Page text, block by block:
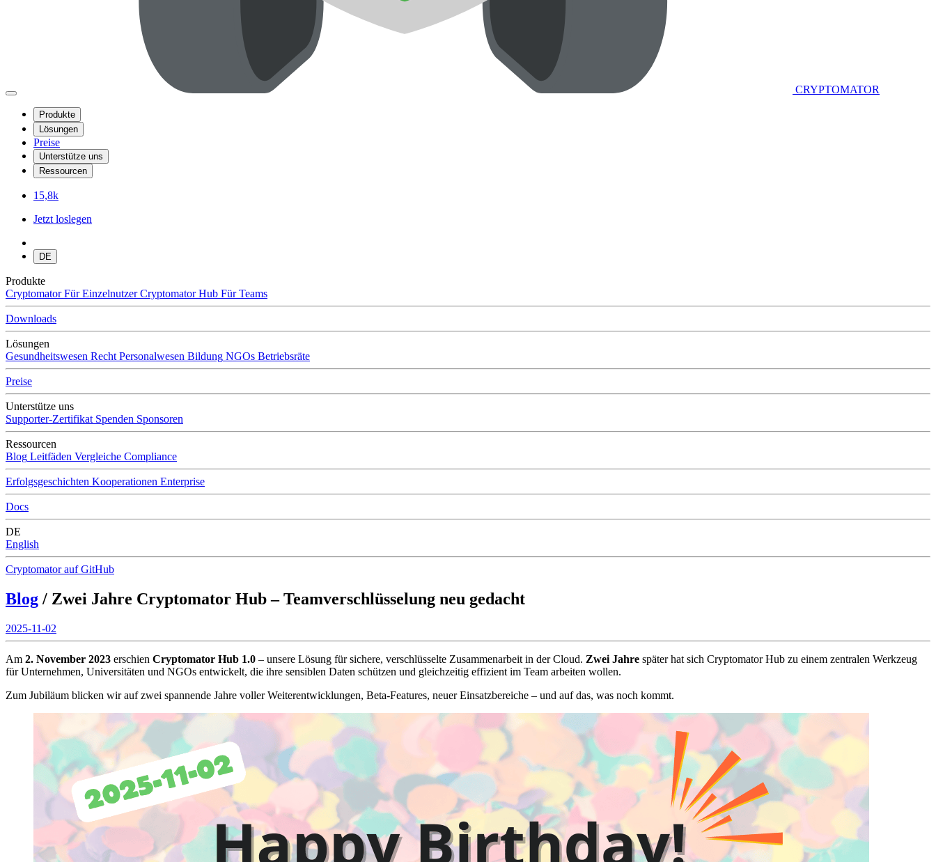
CRYPTOMATOR
Produkte
Lösungen
Preise
Unterstütze uns
Ressourcen
15,8k
Jetzt loslegen
DE
Produkte
Cryptomator Für Einzelnutzer Cryptomator Hub Für Teams
Downloads
Lösungen
Gesundheitswesen Recht Personalwesen Bildung NGOs Betriebsräte
Preise
Unterstütze uns
Supporter-Zertifikat Spenden Sponsoren
Ressourcen
Blog Leitfäden Vergleiche Compliance
Erfolgsgeschichten Kooperationen Enterprise
Docs
DE
English
Cryptomator auf GitHub
Blog / Zwei Jahre Cryptomator Hub – Teamverschlüsselung neu gedacht
2025-11-02
Am 2. November 2023 erschien Cryptomator Hub 1.0 – unsere Lösung für sichere, verschlüsselte Zusammenarbeit in der Cloud. Zwei Jahre später hat sich Cryptomator Hub zu einem zentralen Werkzeug
für Unternehmen, Universitäten und NGOs entwickelt, die ihre sensiblen Daten schützen und gleichzeitig effizient im Team arbeiten wollen.
Zum Jubiläum blicken wir auf zwei spannende Jahre voller Weiterentwicklungen, Beta-Features, neuer Einsatzbereiche – und auf das, was noch kommt.